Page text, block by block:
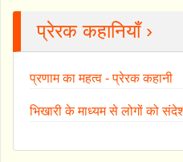
प्रेरक कहानियाँ ›
प्रणाम का महत्व - प्रेरक कहानी
भिखारी के माध्यम से लोगों को